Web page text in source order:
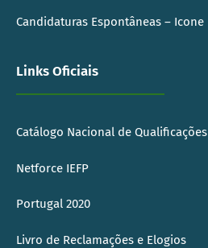
Candidaturas Espontâneas – Icone
Links Oficiais
Catálogo Nacional de Qualificações
Netforce IEFP
Portugal 2020
Livro de Reclamações e Elogios